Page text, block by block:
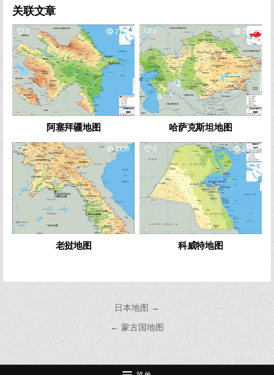
关联文章
0 2755
阿塞拜疆地图
0 7756
哈萨克斯坦地图
0 2338
老挝地图
0 1640
科威特地图
航
日本地图 →
← 蒙古国地图